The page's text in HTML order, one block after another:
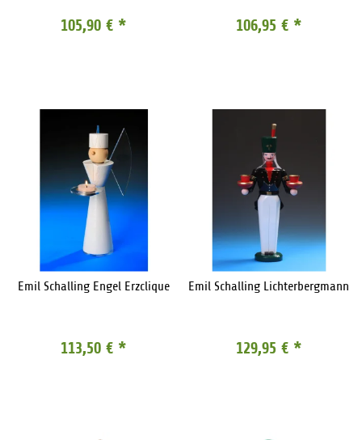
105,90 € * 106,95 € *
Emil Schalling Engel Erzclique
113,50 € *
Emil Schalling Lichterbergmann
129,95 € *